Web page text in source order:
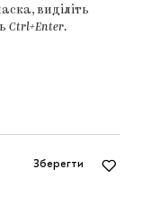
виділіть
Ctrl+Enter.
Зберегти